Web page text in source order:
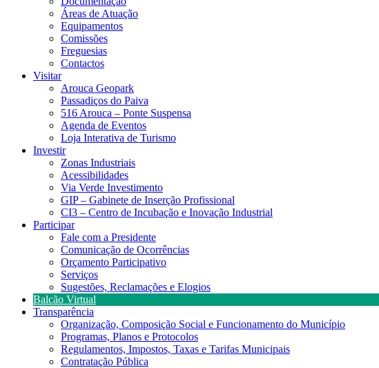
Áreas de Atuação
Equipamentos
Comissões
Freguesias
Contactos
Visitar
Arouca Geopark
Passadiços do Paiva
516 Arouca – Ponte Suspensa
Agenda de Eventos
Loja Interativa de Turismo
Investir
Zonas Industriais
Acessibilidades
Via Verde Investimento
GIP – Gabinete de Inserção Profissional
CI3 – Centro de Incubação e Inovação Industrial
Participar
Fale com a Presidente
Comunicação de Ocorrências
Orçamento Participativo
Serviços
Sugestões, Reclamações e Elogios
Balcão Virtual
Transparência
Organização, Composição Social e Funcionamento do Município
Programas, Planos e Protocolos
Regulamentos, Impostos, Taxas e Tarifas Municipais
Contratação Pública